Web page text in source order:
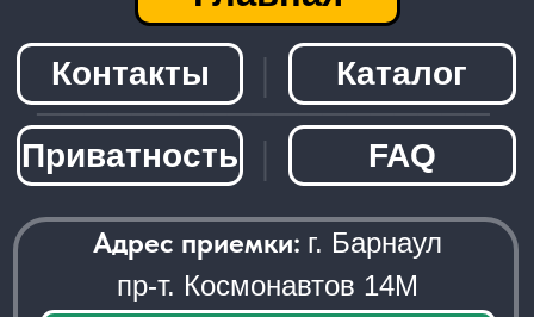
─────────────────────
© 2026 - Radiolom22.ru